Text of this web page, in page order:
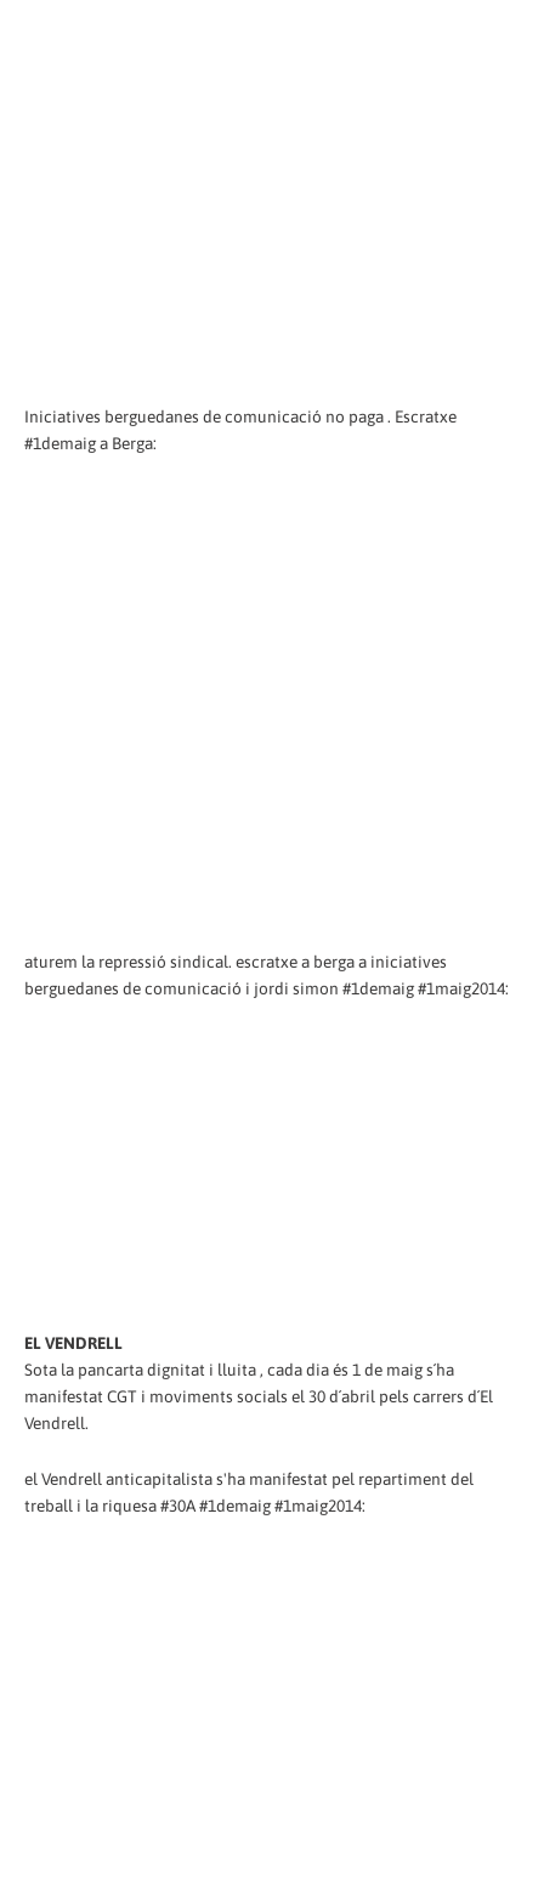
Iniciatives berguedanes de comunicació no paga . Escratxe
#1demaig a Berga:
aturem la repressió sindical. escratxe a berga a iniciatives
berguedanes de comunicació i jordi simon #1demaig #1maig2014:
EL VENDRELL
Sota la pancarta dignitat i lluita , cada dia és 1 de maig s´ha
manifestat CGT i moviments socials el 30 d´abril pels carrers d´El
Vendrell.
el Vendrell anticapitalista s'ha manifestat pel repartiment del
treball i la riquesa #30A #1demaig #1maig2014: